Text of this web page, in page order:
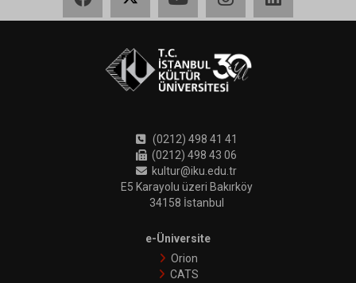
(0212) 498 41 41
(0212) 498 43 06
kultur@iku.edu.tr
E5 Karayolu üzeri Bakırköy
34158 İstanbul
e-Üniversite
Orion
CATS